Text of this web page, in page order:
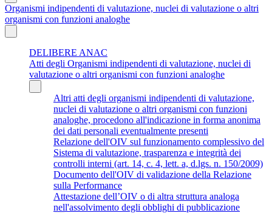
Organismi indipendenti di valutazione, nuclei di valutazione o altri
organismi con funzioni analoghe
DELIBERE ANAC
Atti degli Organismi indipendenti di valutazione, nuclei di
valutazione o altri organismi con funzioni analoghe
Altri atti degli organismi indipendenti di valutazione,
nuclei di valutazione o altri organismi con funzioni
analoghe, procedono all'indicazione in forma anonima
dei dati personali eventualmente presenti
Relazione dell'OIV sul funzionamento complessivo del
Sistema di valutazione, trasparenza e integrità dei
controlli interni (art. 14, c. 4, lett. a, d.lgs. n. 150/2009)
Documento dell'OIV di validazione della Relazione
sulla Performance
Attestazione dell’OIV o di altra struttura analoga
nell'assolvimento degli obblighi di pubblicazione